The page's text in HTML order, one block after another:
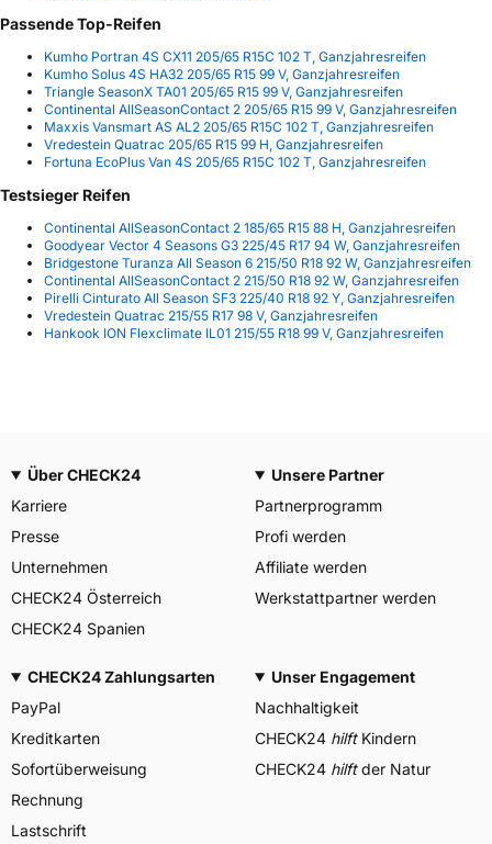
Passende Top-Reifen
Kumho Portran 4S CX11 205/65 R15C 102 T, Ganzjahresreifen
Kumho Solus 4S HA32 205/65 R15 99 V, Ganzjahresreifen
Triangle SeasonX TA01 205/65 R15 99 V, Ganzjahresreifen
Continental AllSeasonContact 2 205/65 R15 99 V, Ganzjahresreifen
Maxxis Vansmart AS AL2 205/65 R15C 102 T, Ganzjahresreifen
Vredestein Quatrac 205/65 R15 99 H, Ganzjahresreifen
Fortuna EcoPlus Van 4S 205/65 R15C 102 T, Ganzjahresreifen
Testsieger Reifen
Continental AllSeasonContact 2 185/65 R15 88 H, Ganzjahresreifen
Goodyear Vector 4 Seasons G3 225/45 R17 94 W, Ganzjahresreifen
Bridgestone Turanza All Season 6 215/50 R18 92 W, Ganzjahresreifen
Continental AllSeasonContact 2 215/50 R18 92 W, Ganzjahresreifen
Pirelli Cinturato All Season SF3 225/40 R18 92 Y, Ganzjahresreifen
Vredestein Quatrac 215/55 R17 98 V, Ganzjahresreifen
Hankook ION Flexclimate IL01 215/55 R18 99 V, Ganzjahresreifen
Über CHECK24
Karriere
Presse
Unternehmen
CHECK24 Österreich
CHECK24 Spanien
Unsere Partner
Partnerprogramm
Profi werden
Affiliate werden
Werkstattpartner werden
CHECK24 Zahlungsarten
PayPal
Kreditkarten
Sofortüberweisung
Rechnung
Lastschrift
Unser Engagement
Nachhaltigkeit
CHECK24 hilftKindern
CHECK24 hilftder Natur